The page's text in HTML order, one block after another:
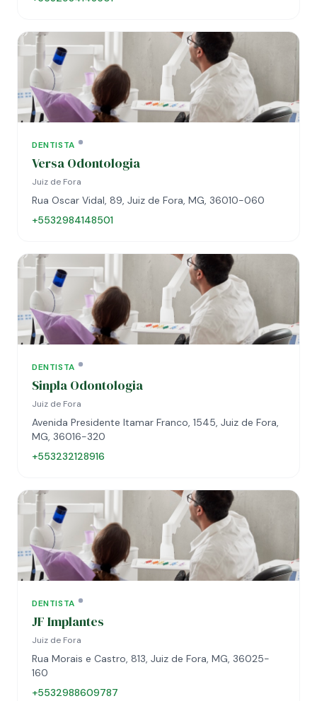
DENTISTA
Versa Odontologia
Juiz de Fora
Rua Oscar Vidal, 89, Juiz de Fora, MG, 36010-060
+5532984148501
DENTISTA
Sinpla Odontologia
Juiz de Fora
Avenida Presidente Itamar Franco, 1545, Juiz de Fora,
MG, 36016-320
+553232128916
DENTISTA
JF Implantes
Juiz de Fora
Rua Morais e Castro, 813, Juiz de Fora, MG, 36025-
160
+5532988609787